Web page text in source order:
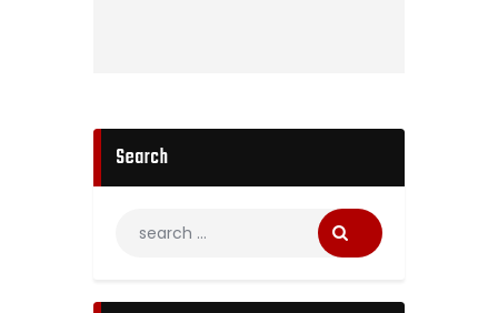
Search